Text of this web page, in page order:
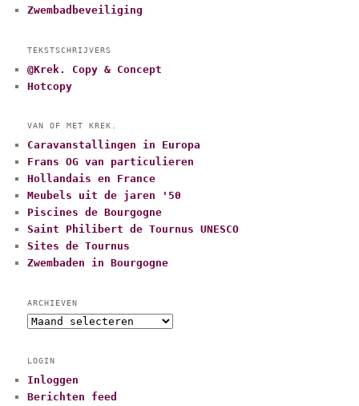
Zwembadbeveiliging
TEKSTSCHRIJVERS
@Krek. Copy & Concept
Hotcopy
VAN OF MET KREK.
Caravanstallingen in Europa
Frans OG van particulieren
Hollandais en France
Meubels uit de jaren '50
Piscines de Bourgogne
Saint Philibert de Tournus UNESCO
Sites de Tournus
Zwembaden in Bourgogne
ARCHIEVEN
A
h
i
e
LOGIN
Inloggen
Berichten feed